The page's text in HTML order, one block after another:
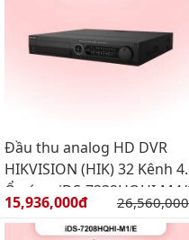
Đầu thu analog HD DVR
HIKVISION (HIK) 32 Kênh 4
Ổ cứng iDS-7332HQHI-M4/
Giá bán:
15,936,000đ Giá gốc: